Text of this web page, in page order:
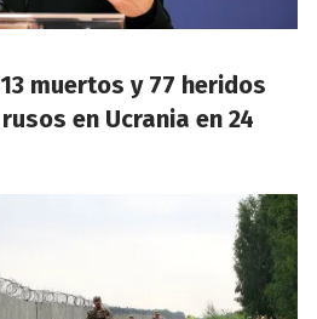
muertos y 77 heridos
en Ucrania en 24